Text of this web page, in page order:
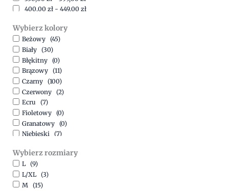
400,00 zł - 449,00 zł
500,00zł-1500,00
Wybierz kolory
Beżowy (45)
Biały (30)
Błękitny (0)
Brązowy (11)
Czarny (100)
Czerwony (2)
Ecru
(7)
Fioletowy (0)
Granatowy (0)
Niebieski (7)
Pomarańczowy
(2)
Różowy
Srebrny
Szary
Wybierz rozmiary
L (9)
L/XL (3)
M (15)